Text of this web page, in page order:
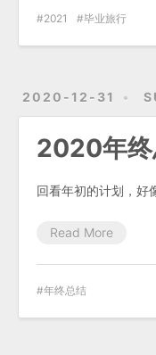
2021 毕业旅行
2020-12-31
2020年终
回看年初的计划，好
Read More
年终总结